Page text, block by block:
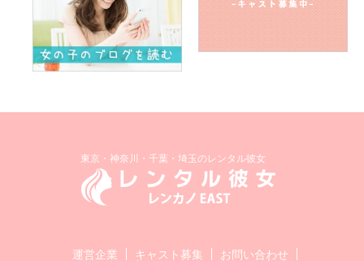
Q.外見と中身、どちらを重視しますか
A.どっちも大事！
Q.男性のキュンとくる仕草は何ですか
A. さりげなく車道側を歩いてくれたり、会話しながら気遣い
Q.男性への告白は直接ですか、電話ですか、メール（SNS）
東京・神奈川・千葉・埼玉のレンタル彼女
運営企業 キャスト募集
お問い合わせ